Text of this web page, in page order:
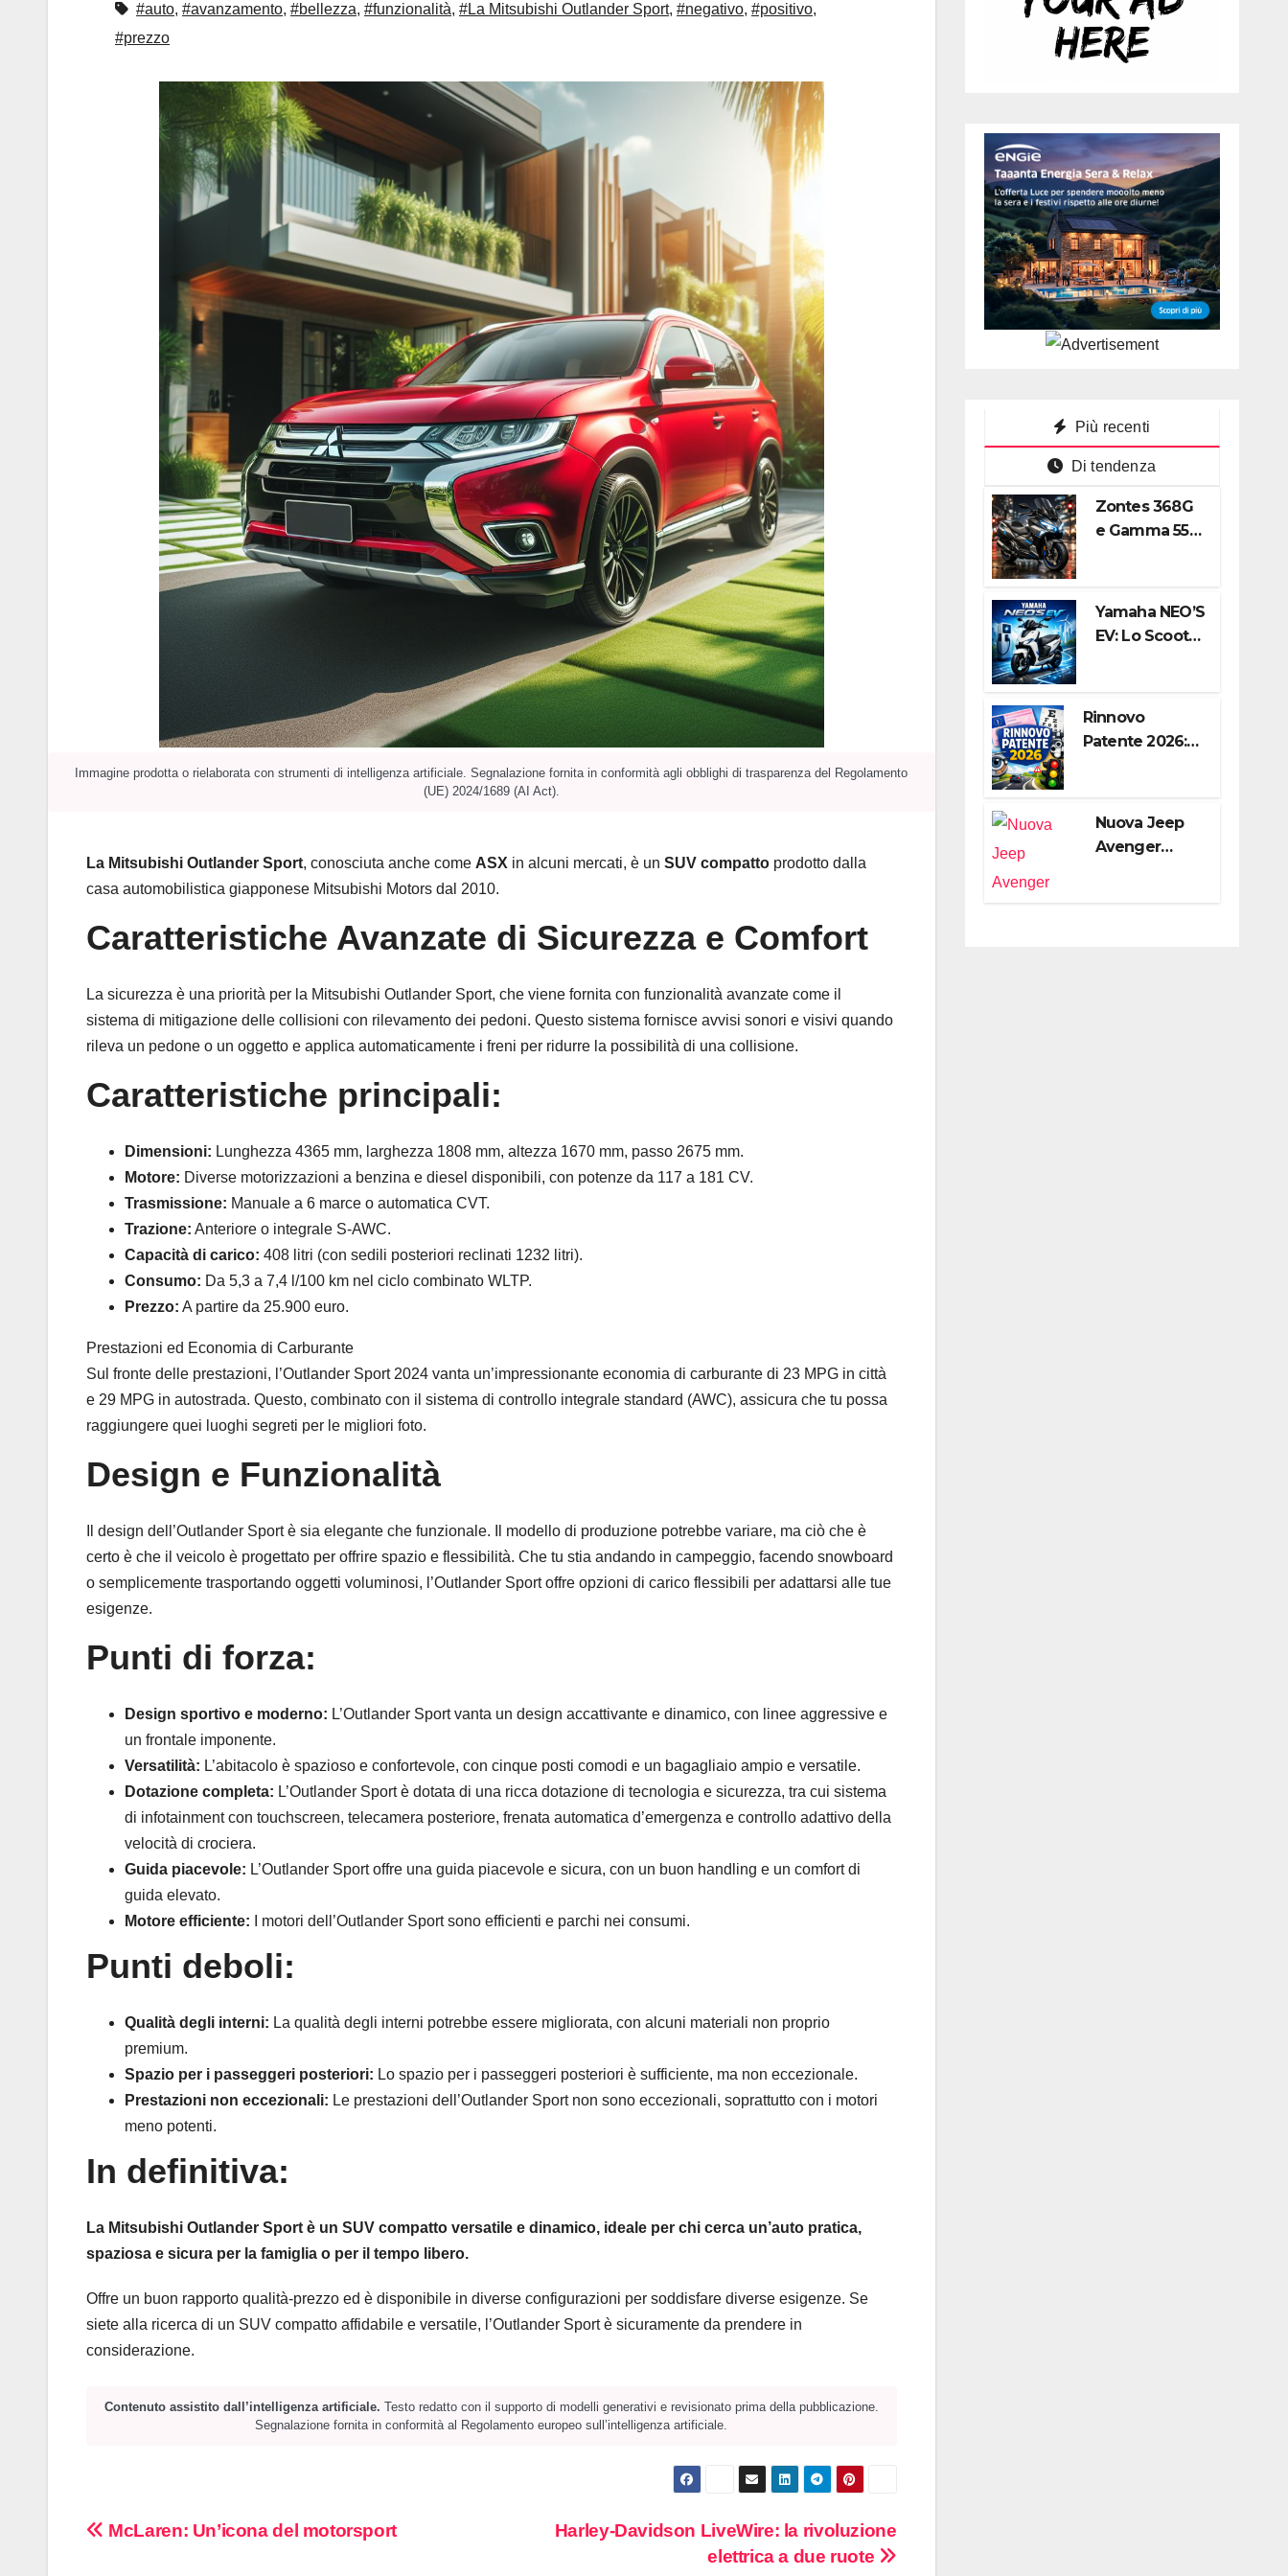
#auto, #avanzamento, #bellezza, #funzionalità, #La Mitsubishi Outlander Sport, #negativo, #positivo,
#prezzo
Immagine prodotta o rielaborata con strumenti di intelligenza artificiale. Segnalazione fornita in conformità agli obblighi di trasparenza del Regolamento
(UE) 2024/1689 (AI Act).
La Mitsubishi Outlander Sport, conosciuta anche come ASX in alcuni mercati, è un SUV compatto prodotto dalla
casa automobilistica giapponese Mitsubishi Motors dal 2010.
Caratteristiche Avanzate di Sicurezza e Comfort
La sicurezza è una priorità per la Mitsubishi Outlander Sport, che viene fornita con funzionalità avanzate come il
sistema di mitigazione delle collisioni con rilevamento dei pedoni. Questo sistema fornisce avvisi sonori e visivi quando
rileva un pedone o un oggetto e applica automaticamente i freni per ridurre la possibilità di una collisione.
Caratteristiche principali:
Dimensioni: Lunghezza 4365 mm, larghezza 1808 mm, altezza 1670 mm, passo 2675 mm.
Motore: Diverse motorizzazioni a benzina e diesel disponibili, con potenze da 117 a 181 CV.
Trasmissione: Manuale a 6 marce o automatica CVT.
Trazione: Anteriore o integrale S-AWC.
Capacità di carico: 408 litri (con sedili posteriori reclinati 1232 litri).
Consumo: Da 5,3 a 7,4 l/100 km nel ciclo combinato WLTP.
Prezzo: A partire da 25.900 euro.
Prestazioni ed Economia di Carburante
Sul fronte delle prestazioni, l’Outlander Sport 2024 vanta un’impressionante economia di carburante di 23 MPG in città
e 29 MPG in autostrada. Questo, combinato con il sistema di controllo integrale standard (AWC), assicura che tu possa
raggiungere quei luoghi segreti per le migliori foto.
Design e Funzionalità
Il design dell’Outlander Sport è sia elegante che funzionale. Il modello di produzione potrebbe variare, ma ciò che è
certo è che il veicolo è progettato per offrire spazio e flessibilità. Che tu stia andando in campeggio, facendo snowboard
o semplicemente trasportando oggetti voluminosi, l’Outlander Sport offre opzioni di carico flessibili per adattarsi alle tue
esigenze.
Punti di forza:
Design sportivo e moderno: L’Outlander Sport vanta un design accattivante e dinamico, con linee aggressive e
un frontale imponente.
Versatilità: L’abitacolo è spazioso e confortevole, con cinque posti comodi e un bagagliaio ampio e versatile.
Dotazione completa: L’Outlander Sport è dotata di una ricca dotazione di tecnologia e sicurezza, tra cui sistema
di infotainment con touchscreen, telecamera posteriore, frenata automatica d’emergenza e controllo adattivo della
velocità di crociera.
Guida piacevole: L’Outlander Sport offre una guida piacevole e sicura, con un buon handling e un comfort di
guida elevato.
Motore efficiente: I motori dell’Outlander Sport sono efficienti e parchi nei consumi.
Punti deboli:
Qualità degli interni: La qualità degli interni potrebbe essere migliorata, con alcuni materiali non proprio
premium.
Spazio per i passeggeri posteriori: Lo spazio per i passeggeri posteriori è sufficiente, ma non eccezionale.
Prestazioni non eccezionali: Le prestazioni dell’Outlander Sport non sono eccezionali, soprattutto con i motori
meno potenti.
In definitiva:
La Mitsubishi Outlander Sport è un SUV compatto versatile e dinamico, ideale per chi cerca un’auto pratica,
spaziosa e sicura per la famiglia o per il tempo libero.
Offre un buon rapporto qualità-prezzo ed è disponibile in diverse configurazioni per soddisfare diverse esigenze. Se
siete alla ricerca di un SUV compatto affidabile e versatile, l’Outlander Sport è sicuramente da prendere in
considerazione.
Contenuto assistito dall’intelligenza artificiale. Testo redatto con il supporto di modelli generativi e revisionato prima della pubblicazione.
Segnalazione fornita in conformità al Regolamento europeo sull’intelligenza artificiale.
Navigazione
Harley-Davidson LiveWire: la rivoluzione
elettrica a due ruote
McLaren: Un’icona del motorsport
Più recenti
Di tendenza
Zontes 368G
e Gamma 552:
regni di
Honda e
Yamaha NEO’S
EV: Lo Scooter
per la Città
Rinnovo
Patente 2026:
Nuove Regole,
Digitalizzazione
Nuova Jeep
Avenger